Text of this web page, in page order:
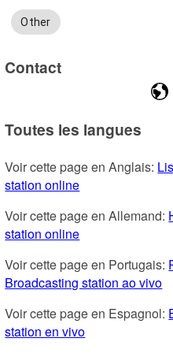
Other
Contact
Toutes les langues
Voir cette page en Anglais:
station online
Voir cette page en Allemand:
station online
Voir cette page en Portugais:
Broadcasting station ao vivo
Voir cette page en Espagnol:
station en vivo